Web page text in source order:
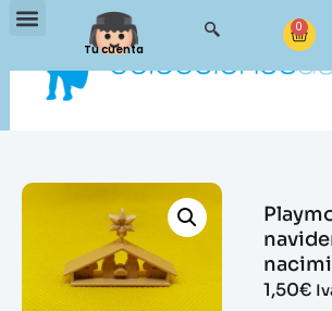
Tu cuenta
0
1,50€